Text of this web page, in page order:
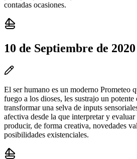
contadas ocasiones.
10 de Septiembre de 2020
El ser humano es un moderno Prometeo
fuego a los dioses, les sustrajo un potente
transformar una selva de inputs
afectiva desde la que interpretar y
producir, de forma creativa, novedades
posibilidades existenciales.